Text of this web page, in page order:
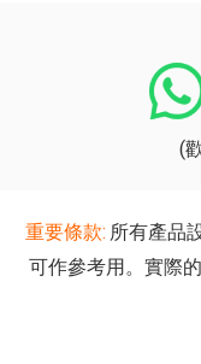
(
重要條款: 所有產品
可作參考用。實際